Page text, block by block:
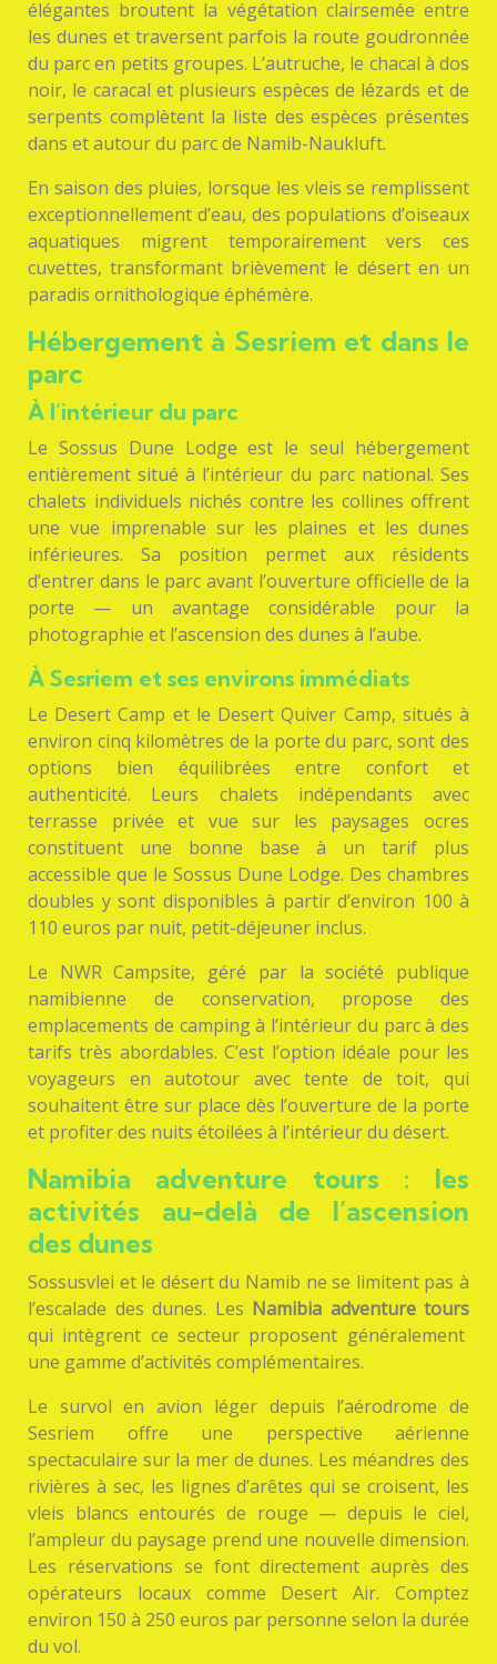
élégantes broutent la végétation clairsemée entre
les dunes et traversent parfois la route goudronnée
du parc en petits groupes. L’autruche, le chacal à dos
noir, le caracal et plusieurs espèces de lézards et de
serpents complètent la liste des espèces présentes
dans et autour du parc de Namib-Naukluft.
En saison des pluies, lorsque les vleis se remplissent
exceptionnellement d’eau, des populations d’oiseaux
aquatiques migrent temporairement vers ces
cuvettes, transformant brièvement le désert en un
paradis ornithologique éphémère.
Hébergement à Sesriem et dans le
parc
À l’intérieur du parc
Le Sossus Dune Lodge est le seul hébergement
entièrement situé à l’intérieur du parc national. Ses
chalets individuels nichés contre les collines offrent
une vue imprenable sur les plaines et les dunes
inférieures. Sa position permet aux résidents
d’entrer dans le parc avant l’ouverture officielle de la
porte — un avantage considérable pour la
photographie et l’ascension des dunes à l’aube.
À Sesriem et ses environs immédiats
Le Desert Camp et le Desert Quiver Camp, situés à
environ cinq kilomètres de la porte du parc, sont des
options bien équilibrées entre confort et
authenticité. Leurs chalets indépendants avec
terrasse privée et vue sur les paysages ocres
constituent une bonne base à un tarif plus
accessible que le Sossus Dune Lodge. Des chambres
doubles y sont disponibles à partir d’environ 100 à
110 euros par nuit, petit-déjeuner inclus.
Le NWR Campsite, géré par la société publique
namibienne de conservation, propose des
emplacements de camping à l’intérieur du parc à des
tarifs très abordables. C’est l’option idéale pour les
voyageurs en autotour avec tente de toit, qui
souhaitent être sur place dès l’ouverture de la porte
et profiter des nuits étoilées à l’intérieur du désert.
Namibia adventure tours : les
activités au-delà de l’ascension
des dunes
Sossusvlei et le désert du Namib ne se limitent pas à
l’escalade des dunes. Les Namibia adventure tours
qui intègrent ce secteur proposent généralement
une gamme d’activités complémentaires.
Le survol en avion léger depuis l’aérodrome de
Sesriem offre une perspective aérienne
spectaculaire sur la mer de dunes. Les méandres des
rivières à sec, les lignes d’arêtes qui se croisent, les
vleis blancs entourés de rouge — depuis le ciel,
l’ampleur du paysage prend une nouvelle dimension.
Les réservations se font directement auprès des
opérateurs locaux comme Desert Air. Comptez
environ 150 à 250 euros par personne selon la durée
du vol.